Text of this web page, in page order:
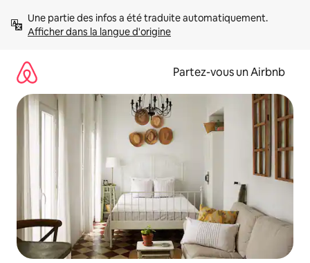
directement
Afficher dans la langue d'origine
Partez-vous un Airbnb